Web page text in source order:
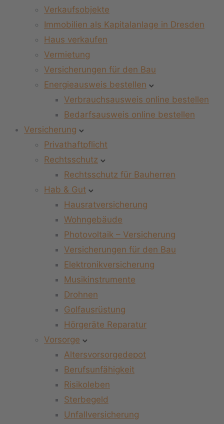
Verkaufsobjekte
Immobilien als Kapitalanlage in Dresden
Haus verkaufen
Vermietung
Versicherungen für den Bau
Energieausweis bestellen
Verbrauchsausweis online bestellen
Bedarfsausweis online bestellen
Versicherung
Privathaftpflicht
Rechtsschutz
Rechtsschutz für Bauherren
Hab & Gut
Hausratversicherung
Wohngebäude
Photovoltaik – Versicherung
Versicherungen für den Bau
Elektronikversicherung
Musikinstrumente
Drohnen
Golfausrüstung
Hörgeräte Reparatur
Vorsorge
Altersvorsorgedepot
Berufsunfähigkeit
Risikoleben
Sterbegeld
Unfallversicherung